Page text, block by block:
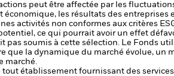
peut être affectée par les
les résultats des entreprises
activités non conformes aux critères
ce qui pourrait avoir un effet
pas soumis à cette sélection. Le Fonds
que la dynamique du marché évolue,
marché.
établissement fournissant des